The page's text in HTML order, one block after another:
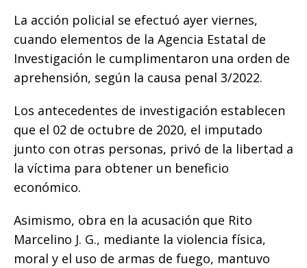
La acción policial se efectuó ayer viernes,
cuando elementos de la Agencia Estatal de
Investigación le cumplimentaron una orden de
aprehensión, según la causa penal 3/2022.
Los antecedentes de investigación establecen
que el 02 de octubre de 2020, el imputado
junto con otras personas, privó de la libertad a
la víctima para obtener un beneficio
económico.
Asimismo, obra en la acusación que Rito
Marcelino J. G., mediante la violencia física,
moral y el uso de armas de fuego, mantuvo